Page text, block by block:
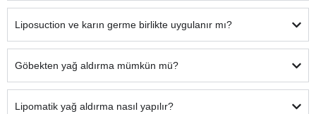
Liposuction ve karın germe birlikte uygulanır mı?
Göbekten yağ aldırma mümkün mü?
Lipomatik yağ aldırma nasıl yapılır?